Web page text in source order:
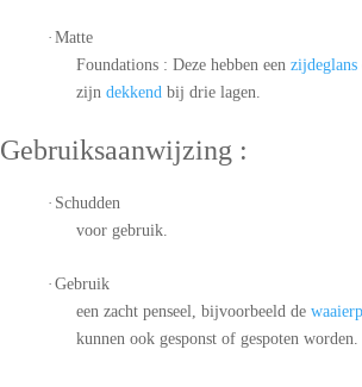
· Matte
Foundations : Deze hebben eenzijdeglans
zijndekkend bij drie lagen.
Gebruiksaanwijzing :
· Schudden
voor gebruik.
· Gebruik
een zacht penseel, bijvoorbeeld de
kunnen ook gesponst of gespoten worden.